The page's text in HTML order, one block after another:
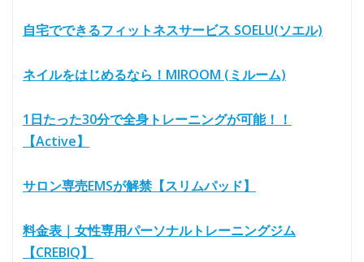
自宅でできるフィットネスサービス SOELU(ソエル)
ネイルをはじめるなら！MIROOM (ミルーム)
1日たった30分で全身トレーニングが可能！！
【Active】
サロン専売EMSが解禁【スリムパッド】
料金表｜女性専用パーソナルトレーニングジム
【CREBIQ】